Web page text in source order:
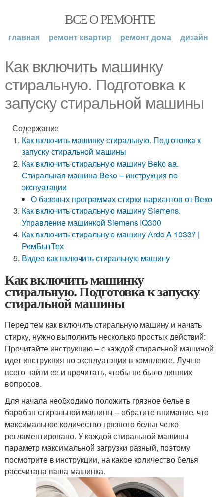
ВСЕ О РЕМОНТЕ
главная ремонт квартир ремонт дома дизайн
Как включить машинку
стиральную. Подготовка к
запуску стиральной машины
Содержание
Как включить машинку стиральную. Подготовка к
запуску стиральной машины
Как включить стиральную машину Beko aa.
Стиральная машина Beko – инструкция по
экспуатации
О базовых программах стирки вариантов от Веко
Как включить стиральную машину Siemens.
Управление машинкой Siemens IQ300
Как включить стиральную машину Ardo A 1033? |
РемБытТех
Видео как включить стиральную машину
Как включить машинку
стиральную. Подготовка к запуску
стиральной машины
Перед тем как включить стиральную машину и начать
стирку, нужно выполнить несколько простых действий:
Прочитайте инструкцию – с каждой стиральной машиной
идет инструкция по эксплуатации в комплекте. Лучше
всего найти ее и прочитать, чтобы не было лишних
вопросов.
Для начала необходимо положить грязное белье в
барабан стиральной машины – обратите внимание, что
максимальное количество грязного белья четко
регламентировано. У каждой стиральной машины
параметр максимальной загрузки разный, поэтому
посмотрите в инструкции, на какое количество белья
рассчитана ваша машинка.